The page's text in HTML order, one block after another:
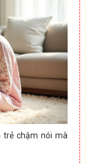
trẻ chậm nói mà